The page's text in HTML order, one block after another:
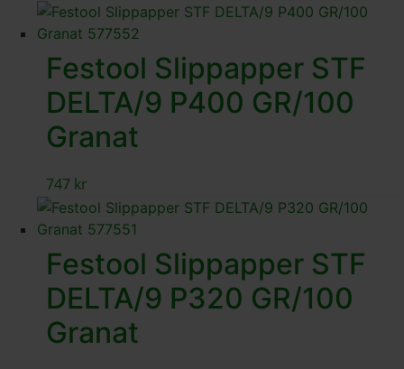
Festool Slippapper STF
DELTA/9 P400 GR/100
Granat
747 kr
Festool Slippapper STF
DELTA/9 P320 GR/100
Granat